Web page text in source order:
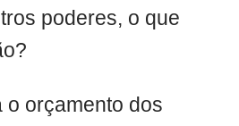
poderes, o que
o orçamento dos